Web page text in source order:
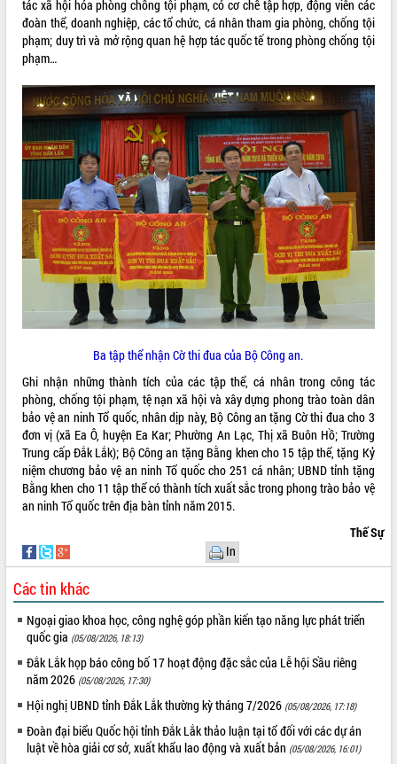
hoạch tỉnh thời kỳ 2021-2030
Hội thảo góp ý hồ sơ điều chỉnh quy
hoạch tỉnh Đắk Lắk thời kỳ 2021-2030,
Nâng cao hiệu quả hoạt động của các
doanh nghiệp nhà nước
Hội nghị triển khai kết nối mạng
truyền số liệu chuyên dùng phục vụ cơ
quan Đảng, Nhà nước
Lễ phát động chuỗi hoạt động chung
tay làm sạch môi trường
Xã Ea Kar bước chuyển mình trong
công tác cải cách hành chính mô hình
UBND tỉnh họp báo định kỳ tháng 4
năm 2026
Hội thảo khoa học “Giải pháp thúc đẩy
phát triển nền kinh tế xanh tại tỉnh
Tăng cường giám sát, đôn đốc thực
hiện nhiệm vụ quản lý tài sản công
hàng tuần
Tháo gỡ những vướng mắc, đẩy mạnh
công tác cải cách thủ tục hành chính
tại Trung tâm Phục vụ hành chính
công tỉnh
thi Sáng tạo Kỹ thuật 2024 - 2025
Đắk Lắk rà soát, điều chỉnh Đề án 190
về phát triển nuôi trồng thủy sản
Phó Chủ tịch UBND tỉnh Đắk Lắk
Trương Công Thái kiểm tra thực địa
Dự án cao tốc Khánh Hòa - Buôn Ma
Thuột
Định vị cà phê Việt Nam như một “di
sản sống” trong dòng chảy toàn cầu
sống người dân từ những mô hình thiết
thực
tác xã hội hóa phòng chống tội phạm, có cơ chế tập hợp, động viên các
đoàn thể, doanh nghiệp, các tổ chức, cá nhân tham gia phòng, chống tội
phạm; duy trì và mở rộng quan hệ hợp tác quốc tế trong phòng chống tội
phạm…
Ba tập thể nhận Cờ thi đua của Bộ Công an.
Ghi nhận những thành tích của các tập thể, cá nhân trong công tác
phòng, chống tội phạm, tệ nạn xã hội và xây dựng phong trào toàn dân
bảo vệ an ninh Tổ quốc, nhân dịp này, Bộ Công an tặng Cờ thi đua cho 3
đơn vị (xã Ea Ô, huyện Ea Kar; Phường An Lạc, Thị xã Buôn Hồ; Trường
Trung cấp Đắk Lắk); Bộ Công an tặng Bằng khen cho 15 tập thể, tặng Kỷ
niệm chương bảo vệ an ninh Tổ quốc cho 251 cá nhân; UBND tỉnh tặng
Bằng khen cho 11 tập thể có thành tích xuất sắc trong phong trào bảo vệ
an ninh Tổ quốc trên địa bàn tỉnh năm 2015.
Thế Sự
In
Các tin khác
Ngoại giao khoa học, công nghệ góp phần kiến tạo năng lực phát triển
quốc gia (05/08/2026, 18:13)
Đắk Lắk họp báo công bố 17 hoạt động đặc sắc của Lễ hội Sầu riêng
năm 2026 (05/08/2026, 17:30)
Hội nghị UBND tỉnh Đắk Lắk thường kỳ tháng 7/2026 (05/08/2026, 17:18)
Đoàn đại biểu Quốc hội tỉnh Đắk Lắk thảo luận tại tổ đối với các dự án
luật về hòa giải cơ sở, xuất khẩu lao động và xuất bản (05/08/2026, 16:01)